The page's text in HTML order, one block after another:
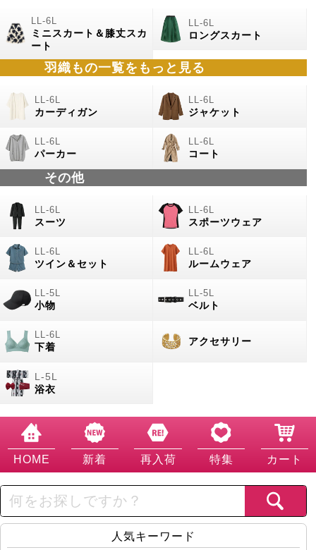
ミニスカート＆膝丈スカ
ート
ロングスカート
羽織もの一覧をもっと見る
カーディガン ジャケット
パーカー コート
その他
スーツ スポーツウェア
ツイン＆セット ルームウェア
小物 ベルト
下着
アクセサリー
浴衣
HOME 新着 再入荷 特集 カート
人気キーワード